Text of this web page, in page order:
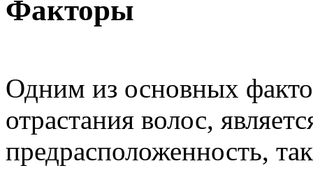
Факторы
Одним из основных
отрастания волос,
предрасположенность,